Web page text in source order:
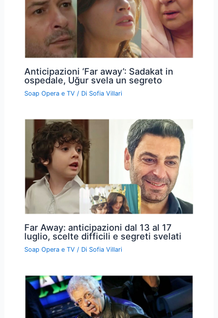
Anticipazioni ‘Far away’: Sadakat in
ospedale, Uğur svela un segreto
Soap Opera e TV / Di Sofia Villari
Far Away: anticipazioni dal 13 al 17
luglio, scelte difficili e segreti svelati
Soap Opera e TV / Di Sofia Villari